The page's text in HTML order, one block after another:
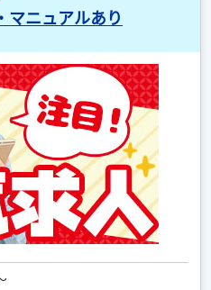
マニュアルあり